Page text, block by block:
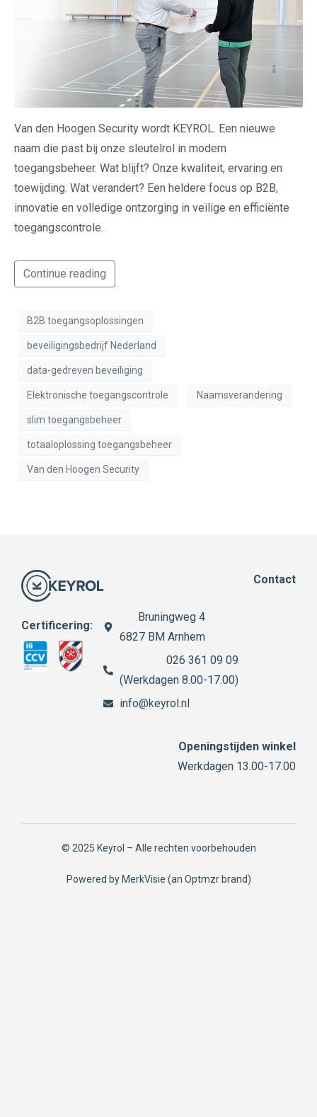
Van den Hoogen Security wordt KEYROL. Een nieuwe
naam die past bij onze sleutelrol in modern
toegangsbeheer. Wat blijft? Onze kwaliteit, ervaring en
toewijding. Wat verandert? Een heldere focus op B2B,
innovatie en volledige ontzorging in veilige en efficiënte
toegangscontrole.
Continue reading
B2B toegangsoplossingen
beveiligingsbedrijf Nederland
data-gedreven beveiliging
Elektronische toegangscontrole Naamsverandering
slim toegangsbeheer
totaaloplossing toegangsbeheer
Van den Hoogen Security
Certificering:
Contact
Bruningweg 4
6827 BM Arnhem
026 361 09 09
(Werkdagen 8.00-17.00)
info@keyrol.nl
Openingstijden winkel
Werkdagen 13.00-17.00
© 2025 Keyrol – Alle rechten voorbehouden
Powered by MerkVisie (an Optmzrbrand)